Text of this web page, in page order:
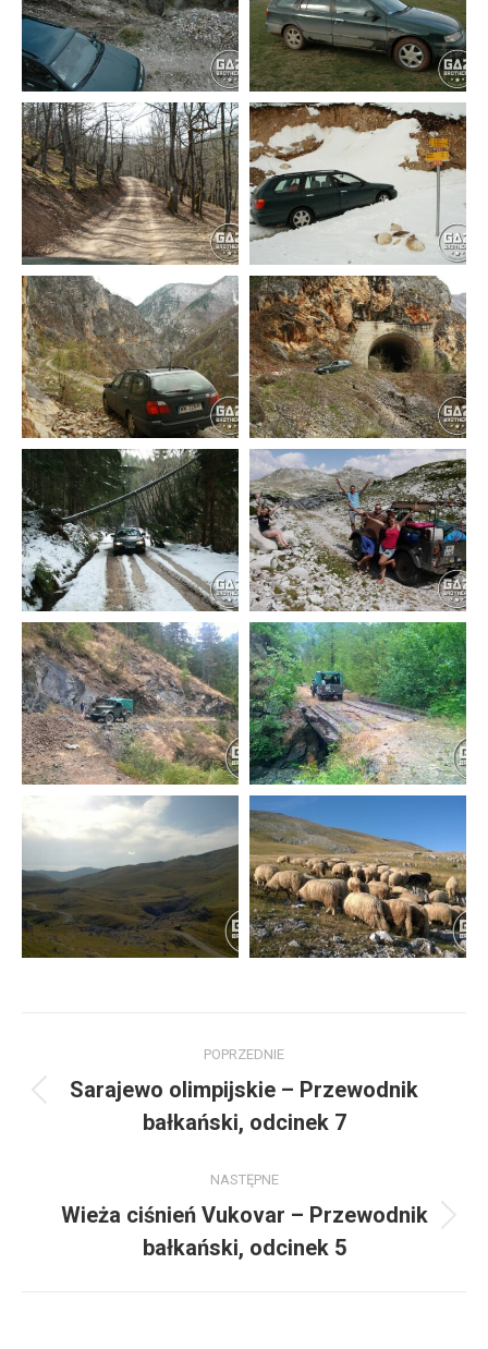
wpisów
POPRZEDNIE
Poprzedni
wpis:
Sarajewo olimpijskie – Przewodnik
bałkański, odcinek 7
NASTĘPNE
Następny
wpis:
Wieża ciśnień Vukovar – Przewodnik
bałkański, odcinek 5